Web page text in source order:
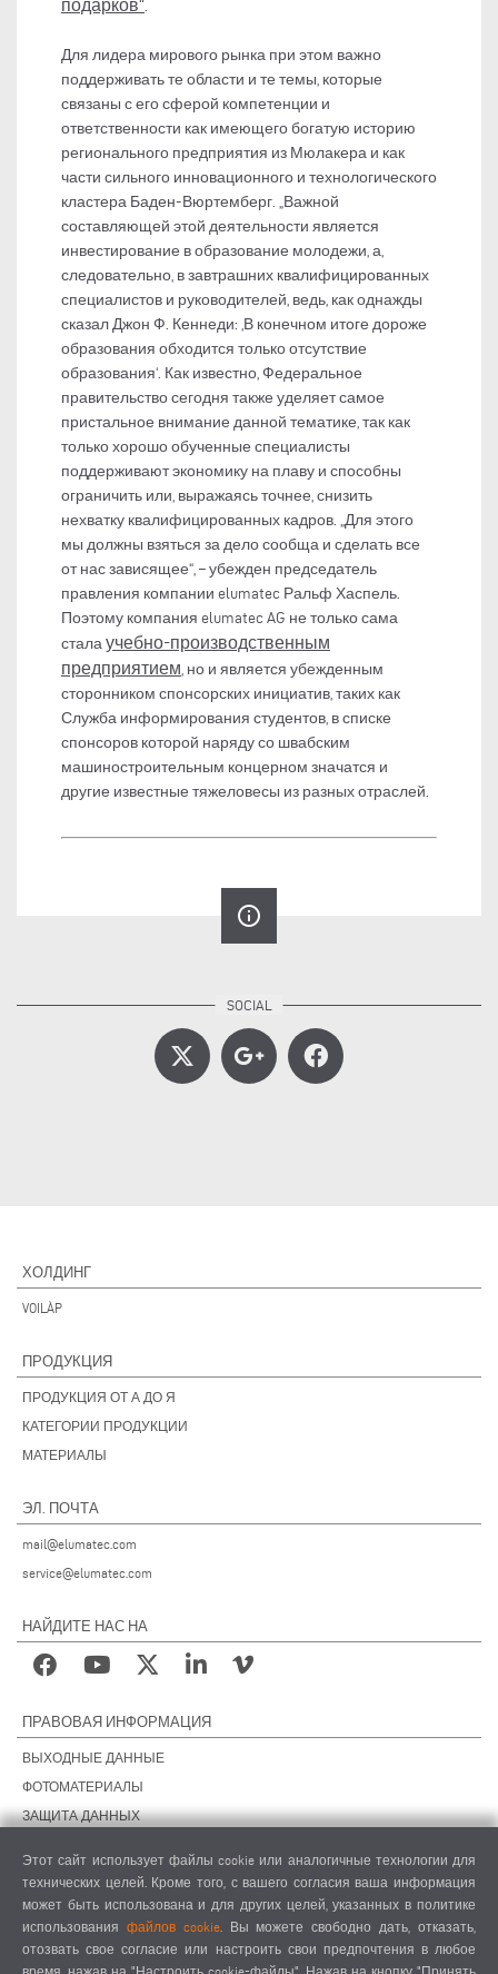
подарков“.
Для лидера мирового рынка при этом важно
поддерживать те области и те темы, которые
связаны с его сферой компетенции и
ответственности как имеющего богатую историю
регионального предприятия из Мюлакера и как
части сильного инновационного и технологического
кластера Баден-Вюртемберг. „Важной
составляющей этой деятельности является
инвестирование в образование молодежи, а,
следовательно, в завтрашних квалифицированных
специалистов и руководителей, ведь, как однажды
сказал Джон Ф. Кеннеди: ‚В конечном итоге дороже
образования обходится только отсутствие
образования‘. Как известно, Федеральное
правительство сегодня также уделяет самое
пристальное внимание данной тематике, так как
только хорошо обученные специалисты
поддерживают экономику на плаву и способны
ограничить или, выражаясь точнее, снизить
нехватку квалифицированных кадров. „Для этого
мы должны взяться за дело сообща и сделать все
от нас зависящее“, – убежден председатель
правления компании elumatec Ральф Хаспель.
Поэтому компания elumatec AG не только сама
стала учебно-производственным
предприятием, но и является убежденным
сторонником спонсорских инициатив, таких как
Служба информирования студентов, в списке
спонсоров которой наряду со швабским
машиностроительным концерном значатся и
другие известные тяжеловесы из разных отраслей.
info_outline
ХОЛДИНГ
VOILÀP
ПРОДУКЦИЯ
ПРОДУКЦИЯ ОТ А ДО Я
КАТЕГОРИИ ПРОДУКЦИИ
МАТЕРИАЛЫ
ЭЛ. ПОЧТА
mail@elumatec.com
service@elumatec.com
НАЙДИТЕ НАС НА
ПРАВОВАЯ ИНФОРМАЦИЯ
ВЫХОДНЫЕ ДАННЫЕ
ФОТОМАТЕРИАЛЫ
ЗАЩИТА ДАННЫХ
ОБЩИЕ УСЛОВИЯ СДЕЛОК
ОБЩИЕ УСЛОВИЯ ПРОДАЖИ
НАСТРОЙКИ COOKIES
КОДЕКС ПОВЕДЕНИЯ ПОСТАВЩИКОВ
Этот сайт использует файлы cookie или аналогичные технологии для
технических целей. Кроме того, с вашего согласия ваша информация
может быть использована и для других целей, указанных в политике
использования файлов cookie. Вы можете свободно дать, отказать,
отозвать свое согласие или настроить свои предпочтения в любое